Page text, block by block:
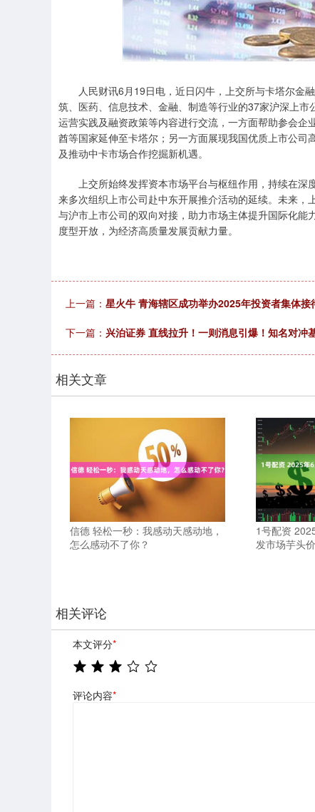
人民财讯6月19日电，近日闪牛，上交所与卡塔尔金融
筑、医药、信息技术、金融、制造等行业的37家沪深上市
运营实践及融资政策等内容进行交流，一方面帮助参会
酋等国家延伸至卡塔尔；另一方面展现我国优质上市公
及推动中卡市场合作挖掘新机遇。
上交所始终发挥资本市场平台与枢纽作用，持续在深
来多次组织上市公司赴中东开展推介活动的延续。未来
与沪市上市公司的双向对接，助力市场主体提升国际化
度型开放，为经济高质量发展贡献力量。
上一篇： 星火牛 青海辖区成功举办2025年投资者集体
下一篇： 兴泊证券 直线拉升！一则消息引爆！知名对冲
相关文章
信德 轻松一秒：我感动天感动地，
怎么感动不了你？
1号配资
发市场芋头
相关评论
本文评分*
评论内容*
3900.35 21.92